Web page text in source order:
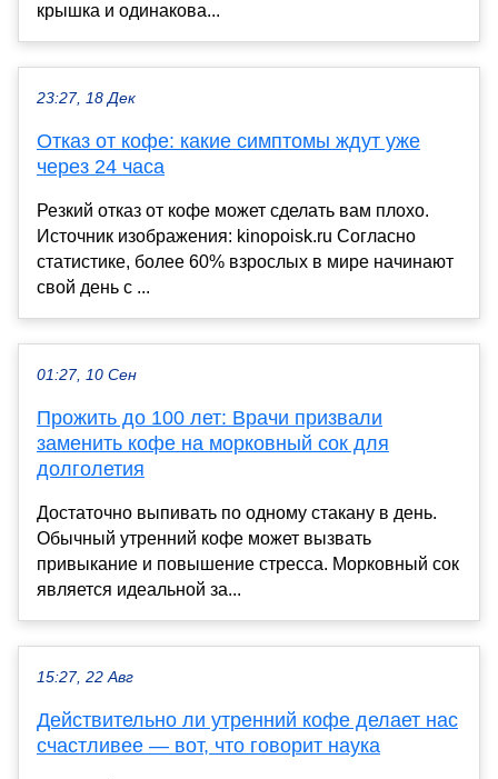
крышка и одинакова...
23:27, 18 Дек
Отказ от кофе: какие симптомы ждут уже
через 24 часа
Резкий отказ от кофе может сделать вам плохо.
Источник изображения: kinopoisk.ru Согласно
статистике, более 60% взрослых в мире начинают
свой день с ...
01:27, 10 Сен
Прожить до 100 лет: Врачи призвали
заменить кофе на морковный сок для
долголетия
Достаточно выпивать по одному стакану в день.
Обычный утренний кофе может вызвать
привыкание и повышение стресса. Морковный сок
является идеальной за...
15:27, 22 Авг
Действительно ли утренний кофе делает нас
счастливее — вот, что говорит наука